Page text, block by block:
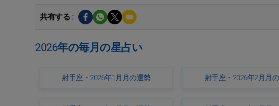
共有する :
2026年の毎月の星占い
射手座・2026年1月月の運勢 射手座・2026年2月月